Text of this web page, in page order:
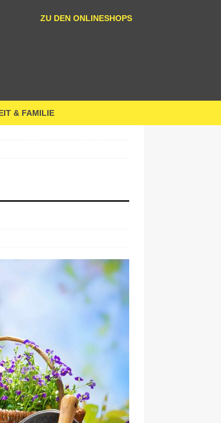
ZU DEN ONLINESHOPS
& FAMILIE